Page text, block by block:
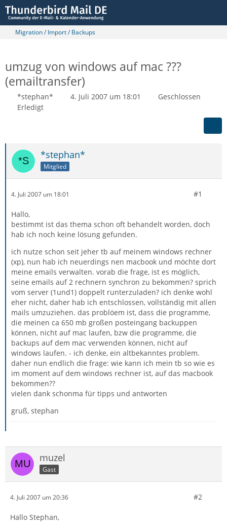
Migration / Import / Backups
umzug von windows auf mac ???
(emailtransfer)
*stephan* 4. Juli 2007 um 18:01
Geschlossen
Erledigt
*stephan*
Mitglied
4. Juli 2007 um 18:01 #1
Hallo,
bestimmt ist das thema schon oft behandelt worden, doch
hab ich noch keine lösung gefunden.
ich nutze schon seit jeher tb auf meinem windows rechner
(xp), nun hab ich neuerdings nen macbook und möchte dort
meine emails verwalten. vorab die frage, ist es möglich,
seine emails auf 2 rechnern synchron zu bekommen? sprich
vom server (1und1) doppelt runterzuladen? ich denke wohl
eher nicht, daher hab ich entschlossen, vollständig mit allen
mails umzuziehen. das problöem ist, dass die programme,
die meinen ca 650 mb großen posteingang backuppen
können, nicht auf mac laufen, bzw die programme, die
backups auf dem mac verwenden können, nicht auf
windows laufen. - ich denke, ein altbekanntes problem.
daher nun endlich die frage: wie kann ich mein tb so wie es
im moment auf dem windows rechner ist, auf das macbook
bekommen??
vielen dank schonma für tipps und antworten
gruß, stephan
muzel
Gast
4. Juli 2007 um 20:36 #2
Hallo Stephan,